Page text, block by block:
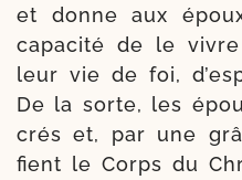
et donne aux
capa­ci­té de le
leur vie de foi,
De la sorte, les
crés et, par une
fient le Corps du